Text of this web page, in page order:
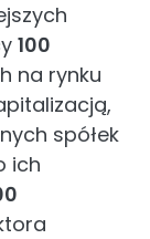
100
na rynku
spółek
ich